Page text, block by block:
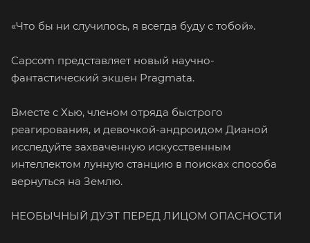
«Что бы ни случилось, я всегда буду с тобой».
Capcom представляет новый научно-
фантастический экшен Pragmata.
Вместе с Хью, членом отряда быстрого
реагирования, и девочкой-андроидом Дианой
исследуйте захваченную искусственным
интеллектом лунную станцию в поисках способа
вернуться на Землю.
НЕОБЫЧНЫЙ ДУЭТ ПЕРЕД ЛИЦОМ ОПАСНОСТИ